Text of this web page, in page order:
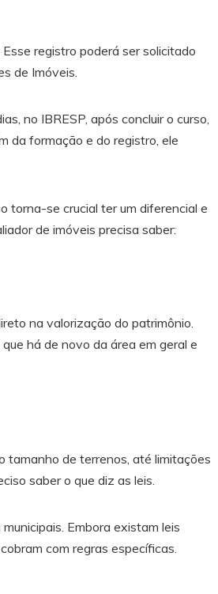
registro poderá ser solicitado
de Imóveis.
no IBRESP, após concluir o curso,
da formação e do registro, ele
torna-se crucial ter um diferencial e
de imóveis precisa saber:
na valorização do patrimônio.
há de novo da área em geral e
tamanho de terrenos, até limitações
saber o que diz as leis.
Embora existam leis
com regras específicas.